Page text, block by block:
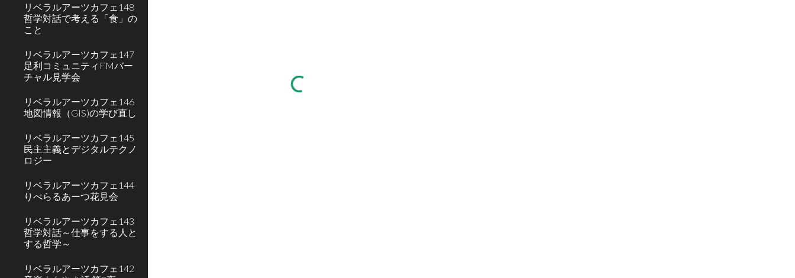
リベラルアーツカフェ148
哲学対話で考える「食」の
こと
リベラルアーツカフェ147
足利コミュニティFMバー
チャル見学会
リベラルアーツカフェ146
地図情報（GIS)の学び直し
リベラルアーツカフェ145
民主主義とデジタルテクノ
ロジー
リベラルアーツカフェ144
りべらるあーつ花見会
リベラルアーツカフェ143
哲学対話～仕事をする⼈と
する哲学～
リベラルアーツカフェ142